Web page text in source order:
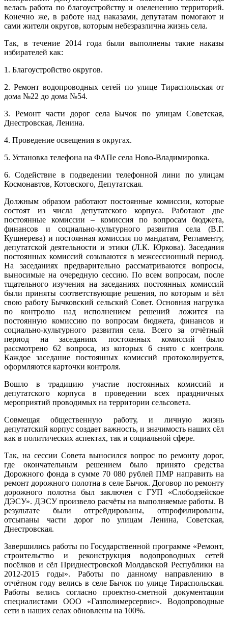
велась работа по благоустройству и озеленению территорий.
Конечно же, в работе над наказами, депутатам помогают и
сами жители округов, которым небезразлична жизнь села.
Так, в течение 2014 года были выполнены такие наказы
избирателей как:
1. Благоустройство округов.
2. Ремонт водопроводных сетей по улице Тираспольская от
дома №22 до дома №54.
3. Ремонт части дорог села Бычок по улицам Советская,
Днестровская, Ленина.
4. Проведение освещения в округах.
5. Установка телефона на ФАПе села Ново-Владимировка.
6. Содействие в подведении телефонной лини по улицам
Космонавтов, Котовского, Депутатская.
Должным образом работают постоянные комиссии, которые
состоят из числа депутатского корпуса. Работают две
постоянные комиссии – комиссия по вопросам бюджета,
финансов и социально-культурного развития села (В.Г.
Кушнерева) и постоянная комиссия по мандатам, Регламенту,
депутатской деятельности и этики (Л.К. Юркова). Заседания
постоянных комиссий созываются в межсессионный период.
На заседаниях предварительно рассматриваются вопросы,
выносимые на очередную сессию. По всем вопросам, после
тщательного изучения на заседаниях постоянных комиссий
были приняты соответствующие решения, по которым и вёл
свою работу Бычковский сельский Совет. Основная нагрузка
по контролю над исполнением решений ложится на
постоянную комиссию по вопросам бюджета, финансов и
социально-культурного развития села. Всего за отчётный
период на заседаниях постоянных комиссий было
рассмотрено 62 вопроса, из которых 6 снято с контроля.
Каждое заседание постоянных комиссий протоколируется,
оформляются карточки контроля.
Вошло в традицию участие постоянных комиссий и
депутатского корпуса в проведении всех праздничных
мероприятий проводимых на территории сельсовета.
Совмещая общественную работу, и личную жизнь
депутатский корпус создает важность, и значимость наших сёл
как в политических аспектах, так и социальной сфере.
Так, на сессии Совета выносился вопрос по ремонту дорог,
где окончательным решением было принято средства
Дорожного фонда в сумме 70 080 рублей ПМР направить на
ремонт дорожного полотна в селе Бычок. Договор по ремонту
дорожного полотна был заключен с ГУП «Слободзейское
ДЭСУ». ДЭСУ произвело расчёты на выполняемые работы. В
результате были отгрейдированы, отпрофилированы,
отсыпаны части дорог по улицам Ленина, Советская,
Днестровская.
Завершились работы по Государственной программе «Ремонт,
строительство и реконструкция водопроводных сетей
посёлков и сёл Приднестровской Молдавской Республики на
2012-2015 годы». Работы по данному направлению в
отчётном году велись в селе Бычок по улице Тираспольская.
Работы велись согласно проектно-сметной документации
специалистами ООО «Газполимерсервис». Водопроводные
сети в наших селах обновлены на 100%.